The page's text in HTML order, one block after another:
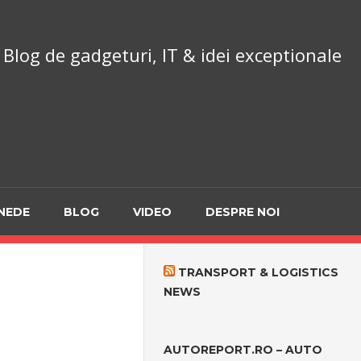
Blog de gadgeturi, IT & idei exceptionale
BLOG VIDEO DESPRE NOI
TRANSPORT & LOGISTICS
NEWS
AUTOREPORT.RO – AUTO